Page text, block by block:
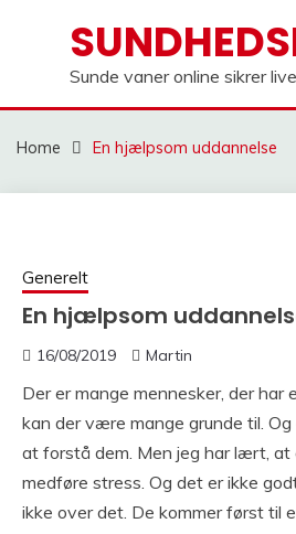
Sunde vaner online sikrer
Home En hjælpsom uddannelse
Generelt
En hjælpsom
16/08/2019 Martin
Der er mange mennesker, der
kan der være mange grunde til.
at forstå dem. Men jeg har lært,
medføre stress. Og det er ikke
ikke over det. De kommer først til